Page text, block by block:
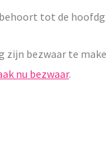
tot de
zijn bezwaar te
nu bezwaar.